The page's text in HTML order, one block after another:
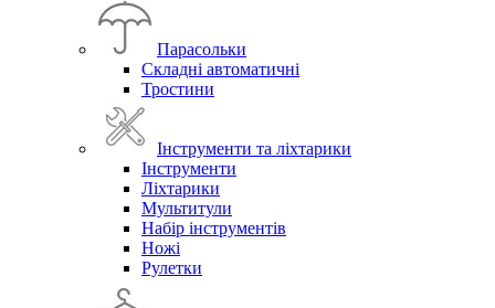
Парасольки
Складні автоматичні
Тростини
Інструменти та ліхтарики
Інструменти
Ліхтарики
Мультитули
Набір інструментів
Ножі
Рулетки